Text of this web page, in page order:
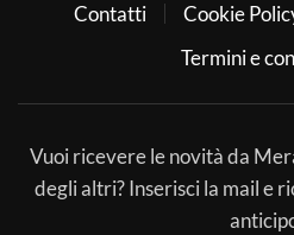
Contatti
Cookie
Termini e
Vuoi ricevere le novità da
degli altri? Inserisci la mail e